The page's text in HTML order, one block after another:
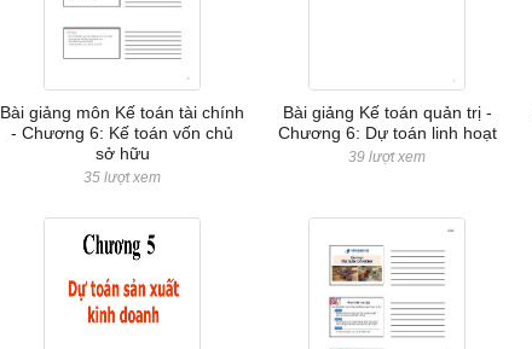
Bài giảng môn Kế toán tài chính
- Chương 6: Kế toán vốn chủ
sở hữu
35 lượt xem
Bài giảng Kế toán quản trị -
Chương 6: Dự toán linh hoạt
39 lượt xem